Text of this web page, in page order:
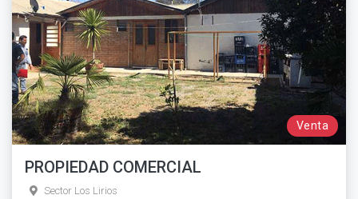
Venta
PROPIEDAD COMERCIAL
Sector Los Lirios